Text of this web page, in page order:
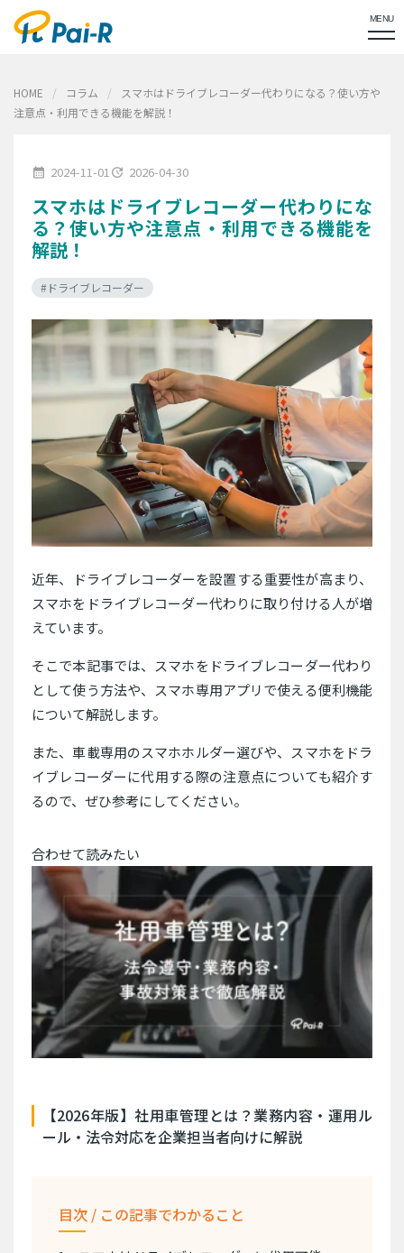
MENU
HOME コラム
スマホはドライブレコーダー代わりになる？使い方や
注意点・利用できる機能を解説！
calendar_month 2024-11-01update 2026-04-30
スマホはドライブレコーダー代わりにな
る？使い方や注意点・利用できる機能を
解説！
#ドライブレコーダー
近年、ドライブレコーダーを設置する重要性が高まり、
スマホをドライブレコーダー代わりに取り付ける人が増
えています。
そこで本記事では、スマホをドライブレコーダー代わり
として使う方法や、スマホ専用アプリで使える便利機能
について解説します。
また、車載専用のスマホホルダー選びや、スマホをドラ
イブレコーダーに代用する際の注意点についても紹介す
るので、ぜひ参考にしてください。
合わせて読みたい
【2026年版】社用車管理とは？業務内容・運用ル
ール・法令対応を企業担当者向けに解説
目次 / この記事でわかること